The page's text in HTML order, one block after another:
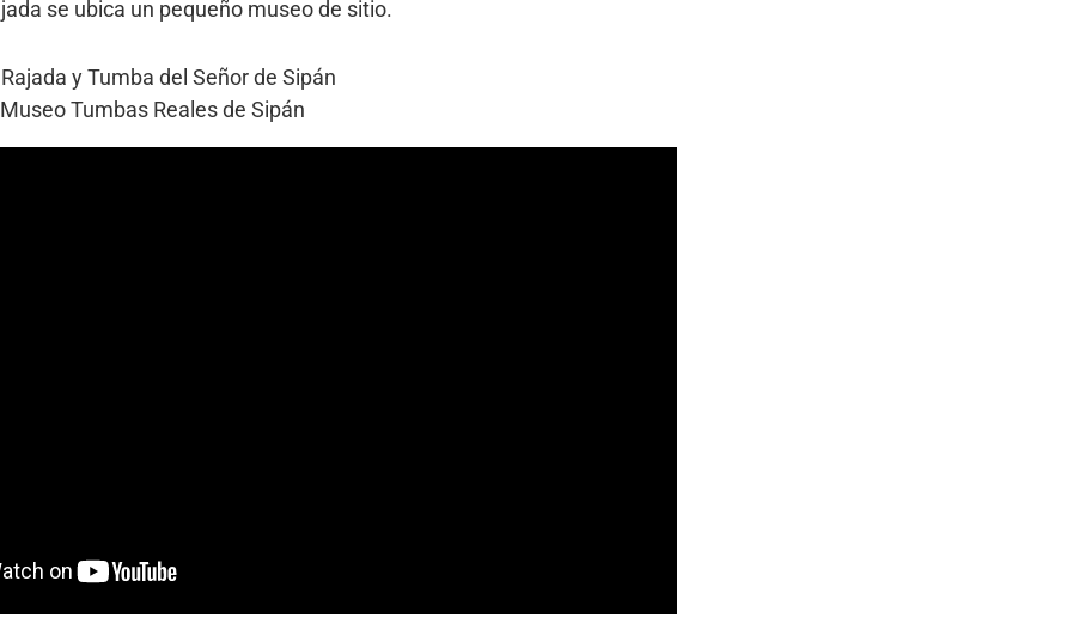
se ubica un pequeño museo de sitio.
y Tumba del Señor de Sipán
Tumbas Reales de Sipán